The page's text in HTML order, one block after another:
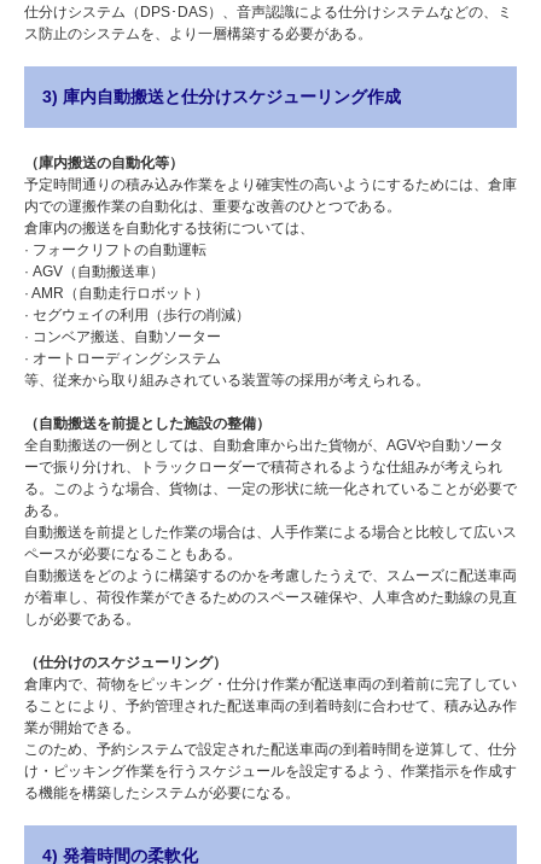
仕分けシステム（DPS･DAS）、音声認識による仕分けシステムなどの、ミ
ス防止のシステムを、より一層構築する必要がある。
3) 庫内自動搬送と仕分けスケジューリング作成
（庫内搬送の自動化等）
予定時間通りの積み込み作業をより確実性の高いようにするためには、倉庫
内での運搬作業の自動化は、重要な改善のひとつである。
倉庫内の搬送を自動化する技術については、
· フォークリフトの自動運転
· AGV（自動搬送車）
· AMR（自動走行ロボット）
· セグウェイの利用（歩行の削減）
· コンベア搬送、自動ソーター
· オートローディングシステム
等、従来から取り組みされている装置等の採用が考えられる。
（自動搬送を前提とした施設の整備）
全自動搬送の一例としては、自動倉庫から出た貨物が、AGVや自動ソータ
ーで振り分けれ、トラックローダーで積荷されるような仕組みが考えられ
る。このような場合、貨物は、一定の形状に統一化されていることが必要で
ある。
自動搬送を前提とした作業の場合は、人手作業による場合と比較して広いス
ペースが必要になることもある。
自動搬送をどのように構築するのかを考慮したうえで、スムーズに配送車両
が着車し、荷役作業ができるためのスペース確保や、人車含めた動線の見直
しが必要である。
（仕分けのスケジューリング）
倉庫内で、荷物をピッキング・仕分け作業が配送車両の到着前に完了してい
ることにより、予約管理された配送車両の到着時刻に合わせて、積み込み作
業が開始できる。
このため、予約システムで設定された配送車両の到着時間を逆算して、仕分
け・ピッキング作業を行うスケジュールを設定するよう、作業指示を作成す
る機能を構築したシステムが必要になる。
4) 発着時間の柔軟化